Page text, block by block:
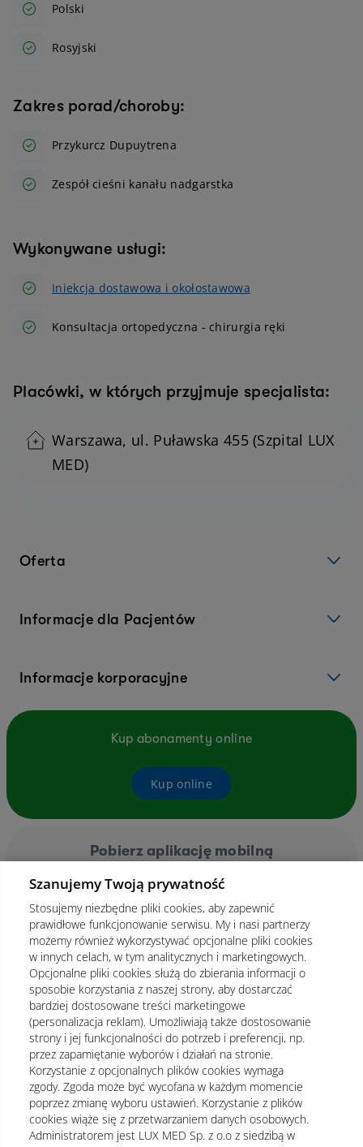
Polski
Rosyjski
Zakres porad/choroby:
Przykurcz Dupuytrena
Zespół cieśni kanału nadgarstka
Wykonywane usługi:
Iniekcja dostawowa i okołostawowa
Konsultacja ortopedyczna - chirurgia ręki
Placówki, w których przyjmuje specjalista:
Warszawa, ul. Puławska 455 (Szpital LUX
MED)
Oferta
Informacje dla Pacjentów
Informacje korporacyjne
Kup abonamenty online
Kup online
Pobierz aplikację mobilną
Szanujemy Twoją prywatność
Stosujemy niezbędne pliki cookies, aby zapewnić
prawidłowe funkcjonowanie serwisu. My i nasi partnerzy
możemy również wykorzystywać opcjonalne pliki cookies
w innych celach, w tym analitycznych i marketingowych.
Opcjonalne pliki cookies służą do zbierania informacji o
sposobie korzystania z naszej strony, aby dostarczać
bardziej dostosowane treści marketingowe
(personalizacja reklam). Umożliwiają także dostosowanie
strony i jej funkcjonalności do potrzeb i preferencji, np.
przez zapamiętanie wyborów i działań na stronie.
Korzystanie z opcjonalnych plików cookies wymaga
zgody. Zgoda może być wycofana w każdym momencie
poprzez zmianę wyboru ustawień. Korzystanie z plików
cookies wiąże się z przetwarzaniem danych osobowych.
Administratorem jest LUX MED Sp. z o.o z siedzibą w